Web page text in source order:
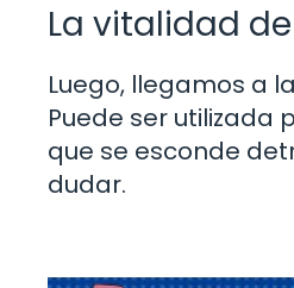
La vitalidad de
Luego, llegamos a
Puede ser utilizada
que se esconde
dudar.